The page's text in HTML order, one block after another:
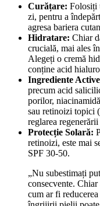
Curățare: Folosiți
zi, pentru a
agresa bariera
Hidratare: Chiar
crucială, mai ales
Alegeți o cremă
conține acid
Ingrediente
precum acid
porilor,
sau retinoizi topici
reglarea
Protecție Solară:
retinoizi, este mai
SPF 30-50.
„Nu subestimați
consecvente.
cum ar fi